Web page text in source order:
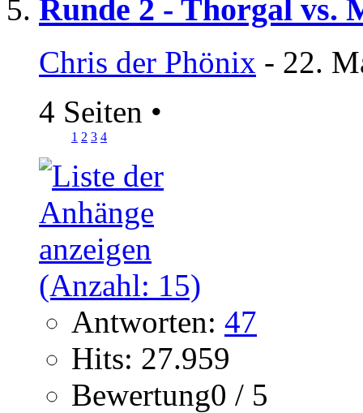
Runde 2 - Thorgal vs.
Chris der Phönix - 22.
4 Seiten •
1 2 3 4
Antworten: 47
Hits: 27.959
Bewertung0 / 5